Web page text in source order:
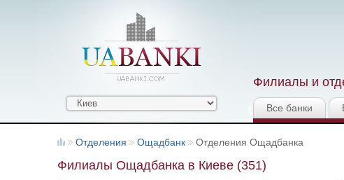
Филиалы и
Все банки
Отделения Ощадбанк Отделения Ощадбанка
Филиалы Ощадбанка в Киеве (351)